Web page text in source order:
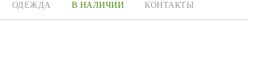
ОДЕЖДА В НАЛИЧИИ КОНТАКТЫ